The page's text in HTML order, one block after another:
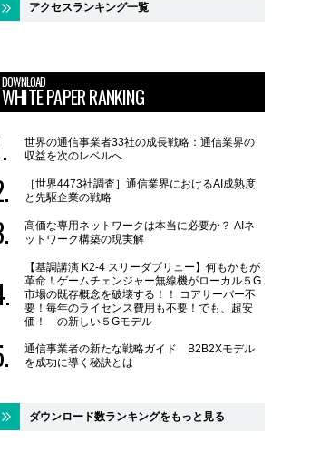
アクセスランキング一覧
DOWNLOAD
WHITE PAPER RANKING
世界の通信事業者33社の成長戦略：通信業界の
収益を次のレベルへ
［世界4473社調査］通信業界におけるAI成熟度
と先駆企業の戦略
高価な専用ネットワークは本当に必要か？ AIネ
ットワーク構築の現実解
【基調講演 K2-4 スリーダブリュー】何もかもが
革命！ゲームチェンジャー無線機がローカル５G
市場の既存概念を破壊する！！ コアサーバー不
要！毎年のライセンス費用も不要！でも、超安
価！ の新しい５Gモデル
通信事業者の新たな戦略ガイド B2B2Xモデル
を成功に導く秘訣とは
ダウンロード数ランキングをもっと見る